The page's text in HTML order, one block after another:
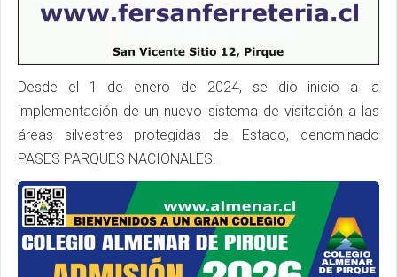
Desde el 1 de enero de 2024, se dio inicio a la
implementación de un nuevo sistema de visitación a las
áreas silvestres protegidas del Estado, denominado
PASES PARQUES NACIONALES.